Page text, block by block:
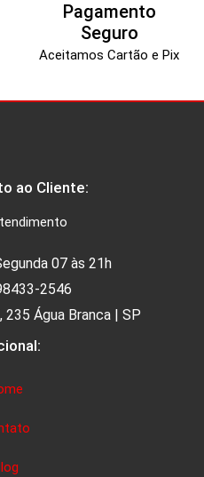
Pagamento
Seguro
Aceitamos Cartão e Pix
ao Cliente:
07 às 21h
2546
235 Água Branca | SP